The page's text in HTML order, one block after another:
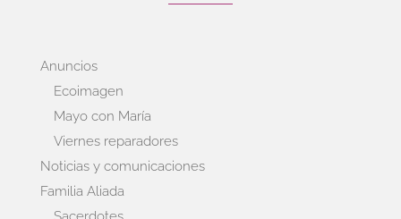
Anuncios
Ecoimagen
Mayo con María
Viernes reparadores
Noticias y comunicaciones
Familia Aliada